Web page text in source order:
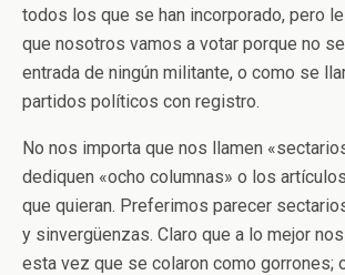
todos los que se han incorporado, pero
que nosotros vamos a votar porque no
entrada de ningún militante, o como se
partidos políticos con registro.
No nos importa que nos llamen
dediquen «ocho columnas» o los
que quieran. Preferimos parecer
y sinvergüenzas. Claro que a lo mejor
esta vez que se colaron como gorrones;